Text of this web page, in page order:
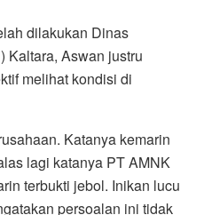
dilakukan Dinas
Kaltara, Aswan justru
melihat kondisi di
Katanya kemarin
lagi katanya PT AMNK
terbukti jebol. Inikan lucu
persoalan ini tidak